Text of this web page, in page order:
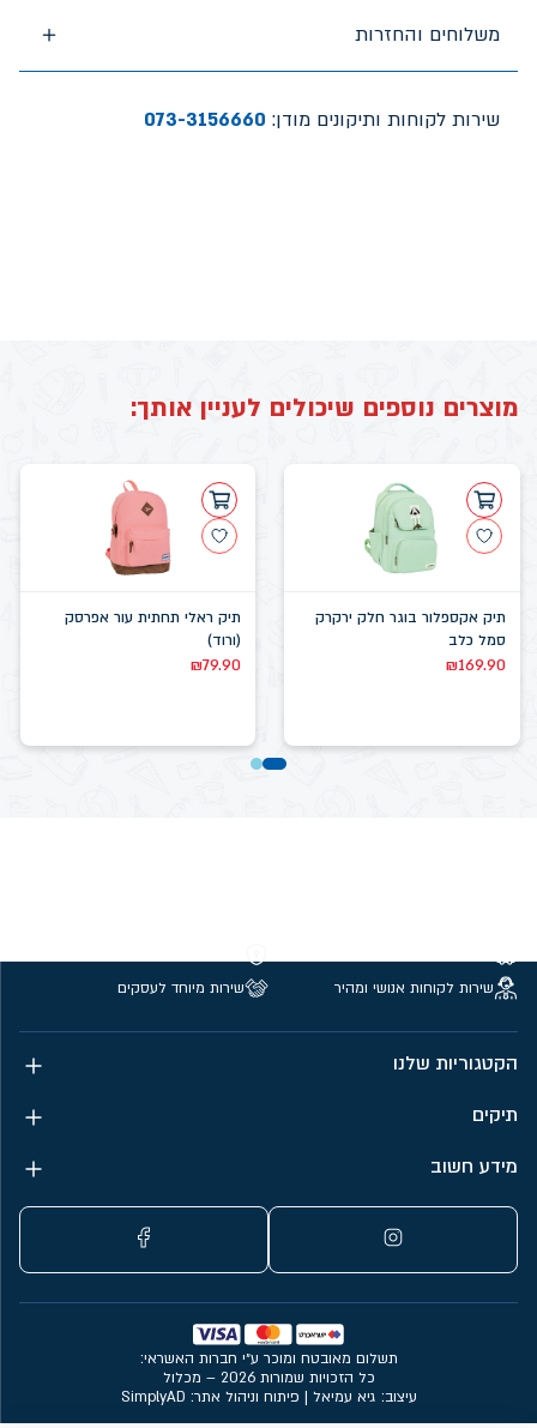
משלוחים והחזרות
שירות לקוחות ותיקונים מודן: 073-3156660
מוצרים נוספים שיכולים לעניין אותך:
תיק אקספלור בוגר חלק ירקרק
סמל כלב
₪169.90
תיק ראלי תחתית עור אפרסק
(ורוד)
₪79.90
שירות לקוחות אנושי ומהיר
שירות מיוחד לעסקים
הקטגוריות שלנו
תיקים
מידע חשוב
עיצוב: גיא עמיאל | פיתוח וניהול אתר: SimplyAD
תשלום מאובטח ומוכר ע״י חברות האשראי:
כל הזכויות שמורות 2026 – מכלול